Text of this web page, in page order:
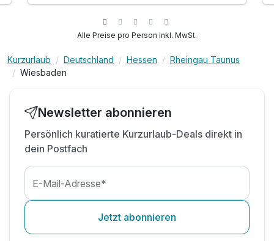
inkl. Coffee to Go für Ihren Tagesausflug
Alle Preise pro Person inkl. MwSt.
Kurzurlaub Deutschland Hessen
Rheingau Taunus
Wiesbaden
Newsletter abonnieren
Persönlich kuratierte Kurzurlaub-Deals direkt in
dein Postfach
E-Mail-Adresse*
Jetzt abonnieren